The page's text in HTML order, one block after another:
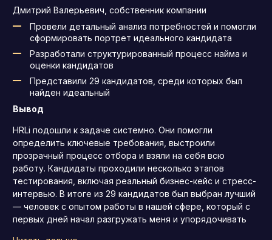
Дмитрий Валерьевич, собственник компании
Провели детальный анализ потребностей и помогли
сформировать портрет идеального кандидата
Разработали структурированный процесс найма и
оценки кандидатов
Представили 29 кандидатов, среди которых был
найден идеальный
Вывод
HRLi подошли к задаче системно. Они помогли
определить ключевые требования, выстроили
прозрачный процесс отбора и взяли на себя всю
работу. Кандидаты проходили несколько этапов
тестирования, включая реальный бизнес-кейс и стресс-
интервью. В итоге из 29 кандидатов был выбран лучший
— человек с опытом работы в нашей сфере, который с
первых дней начал разгружать меня и упорядочивать